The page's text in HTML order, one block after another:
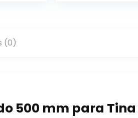
(0)
500 mm para